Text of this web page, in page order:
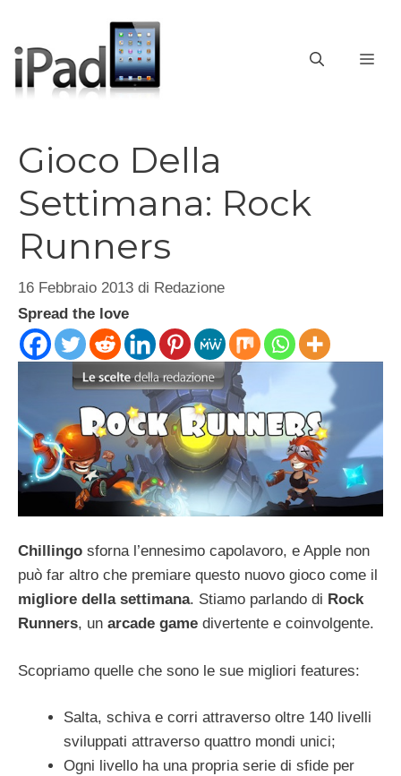
contenuto
Gioco Della
Settimana: Rock
Runners
16 Febbraio 2013 di Redazione
Spread the love
Chillingo sforna l’ennesimo capolavoro, e Apple non
può far altro che premiare questo nuovo gioco come il
migliore della settimana. Stiamo parlando di Rock
Runners, un arcade game divertente e coinvolgente.
Scopriamo quelle che sono le sue migliori features:
Salta, schiva e corri attraverso oltre 140 livelli
sviluppati attraverso quattro mondi unici;
Ogni livello ha una propria serie di sfide per